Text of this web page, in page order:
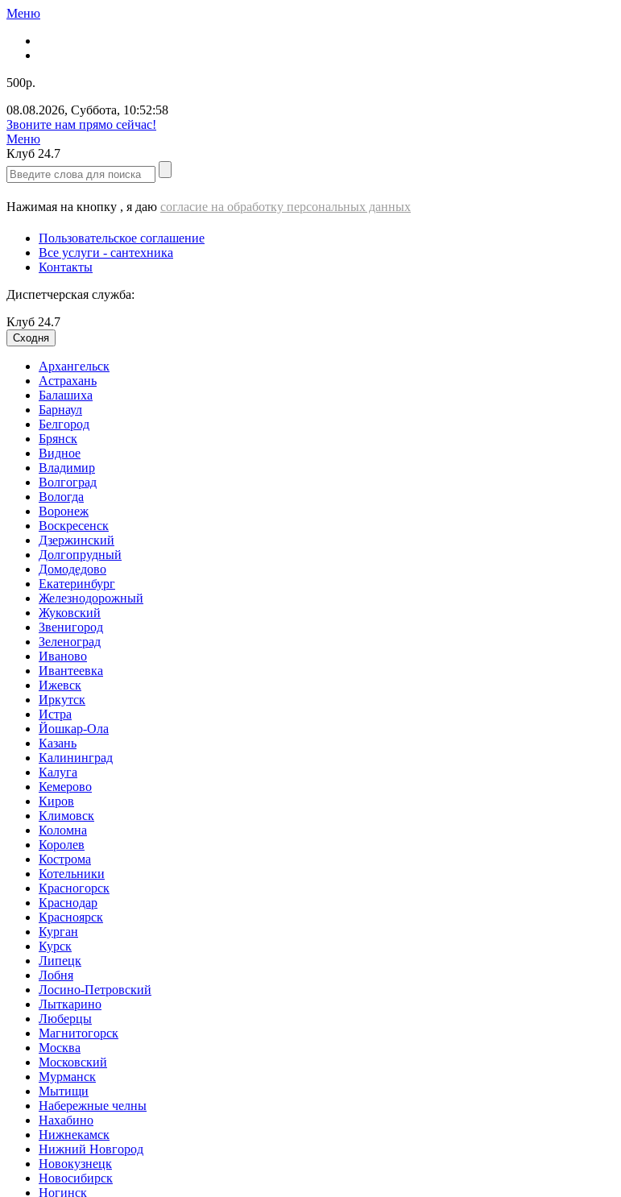
Меню
500р.
08.08.2026, Суббота, 10:52:59
Звоните нам прямо сейчас!
Меню
Клуб 24.7
Нажимая на кнопку , я даю согласие на обработку персональных данных
Пользовательское соглашение
Все услуги - cантехника
Контакты
Диспетчерская служба:
Клуб 24.7
Сходня
Архангельск
Астрахань
Балашиха
Барнаул
Белгород
Брянск
Видное
Владимир
Волгоград
Вологда
Воронеж
Воскресенск
Дзержинский
Долгопрудный
Домодедово
Екатеринбург
Железнодорожный
Жуковский
Звенигород
Зеленоград
Иваново
Ивантеевка
Ижевск
Иркутск
Истра
Йошкар-Ола
Казань
Калининград
Калуга
Кемерово
Киров
Климовск
Коломна
Королев
Кострома
Котельники
Красногорск
Краснодар
Красноярск
Курган
Курск
Липецк
Лобня
Лосино-Петровский
Лыткарино
Люберцы
Магнитогорск
Москва
Московский
Мурманск
Мытищи
Набережные челны
Нахабино
Нижнекамск
Нижний Новгород
Новокузнецк
Новосибирск
Ногинск